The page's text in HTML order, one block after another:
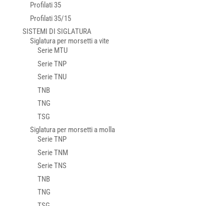
Profilati 35
Profilati 35/15
SISTEMI DI SIGLATURA
Siglatura per morsetti a vite
Serie MTU
Serie TNP
Serie TNU
TNB
TNG
TSG
Siglatura per morsetti a molla
Serie TNP
Serie TNM
Serie TNS
TNB
TNG